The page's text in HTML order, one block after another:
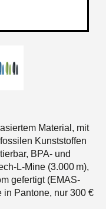
Material, mit
Kunststoffen
BPA- und
L-Mine (3.000 m),
gefertigt (EMAS-
in Pantone, nur 300 €